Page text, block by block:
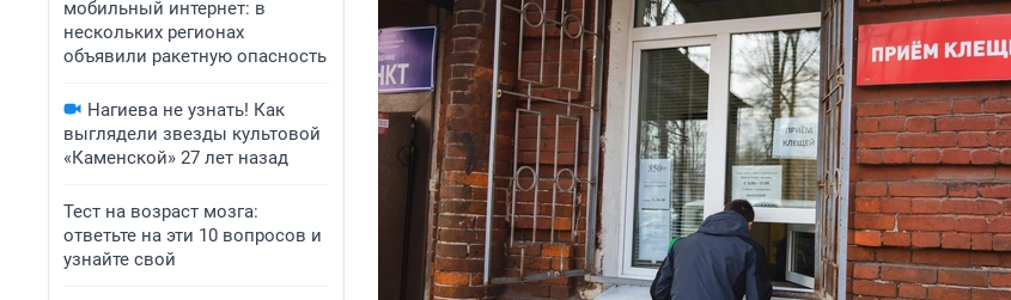
мобильный интернет: в
нескольких регионах
объявили ракетную опасность
Нагиева не узнать! Как
выглядели звезды культовой
«Каменской» 27 лет назад
Тест на возраст мозга:
ответьте на эти 10 вопросов и
узнайте свой